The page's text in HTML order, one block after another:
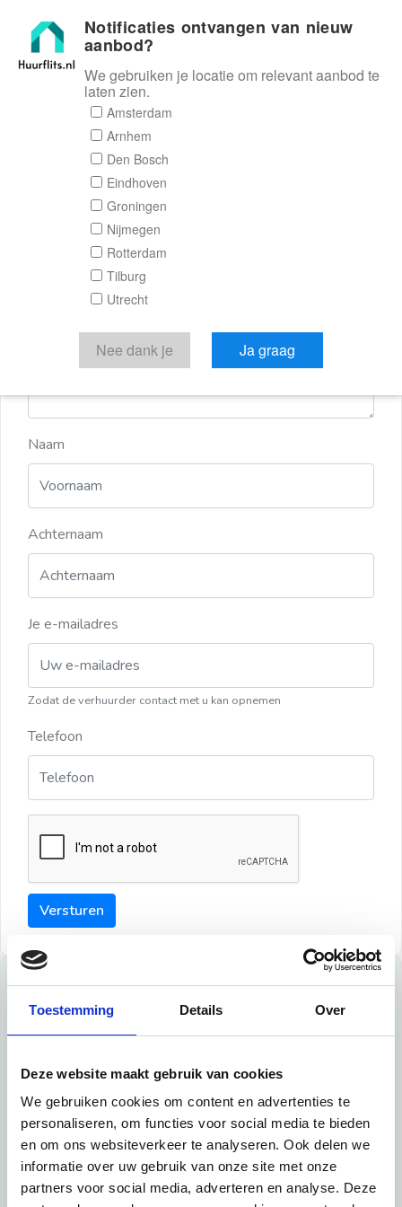
Toestemming Details Over
Deze website maakt gebruik van cookies
We gebruiken cookies om content en advertenties te
personaliseren, om functies voor social media te bieden
en om ons websiteverkeer te analyseren. Ook delen we
informatie over uw gebruik van onze site met onze
partners voor social media, adverteren en analyse. Deze
Huurflits
Reactieformulier
Huurflits
Verstuur je bericht
Door een bericht te sturen kom je in contact met de
aanbieder of makelaar van de woning.
Naam
Achternaam
Je e-mailadres
Zodat de verhuurder contact met u kan opnemen
Telefoon
Versturen
Tips
Tip 1:
Schrijf een duidelijke introductie en geef de volgende
informatie mee:
Ben je student, werkachtig of werkzoekend
Notificaties ontvangen van nieuw
aanbod?
We gebruiken je locatie om relevant aanbod te
laten zien.
Amsterdam
Arnhem
Den Bosch
Eindhoven
Groningen
Nijmegen
Rotterdam
Tilburg
Utrecht
Nee dank je Ja graag